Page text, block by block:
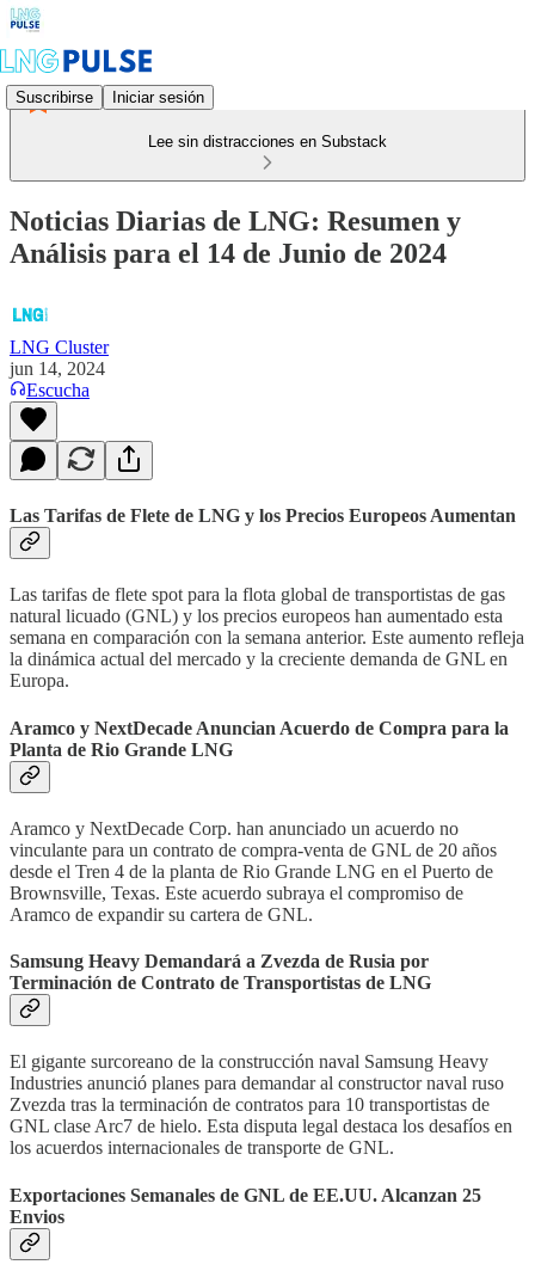
Suscribirse Iniciar sesión
Lee sin distracciones en Substack
Noticias Diarias de LNG: Resumen y
Análisis para el 14 de Junio de 2024
LNG Cluster
jun 14, 2024
Escucha
Las Tarifas de Flete de LNG y los Precios Europeos Aumentan
Las tarifas de flete spot para la flota global de transportistas de gas
natural licuado (GNL) y los precios europeos han aumentado esta
semana en comparación con la semana anterior. Este aumento refleja
la dinámica actual del mercado y la creciente demanda de GNL en
Europa.
Aramco y NextDecade Anuncian Acuerdo de Compra para la
Planta de Rio Grande LNG
Aramco y NextDecade Corp. han anunciado un acuerdo no
vinculante para un contrato de compra-venta de GNL de 20 años
desde el Tren 4 de la planta de Rio Grande LNG en el Puerto de
Brownsville, Texas. Este acuerdo subraya el compromiso de
Aramco de expandir su cartera de GNL.
Samsung Heavy Demandará a Zvezda de Rusia por
Terminación de Contrato de Transportistas de LNG
El gigante surcoreano de la construcción naval Samsung Heavy
Industries anunció planes para demandar al constructor naval ruso
Zvezda tras la terminación de contratos para 10 transportistas de
GNL clase Arc7 de hielo. Esta disputa legal destaca los desafíos en
los acuerdos internacionales de transporte de GNL.
Exportaciones Semanales de GNL de EE.UU. Alcanzan 25
Envios